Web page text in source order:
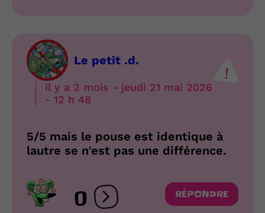
Le petit .d.
il y a 2 mois - jeudi 21 mai 2026
- 12 h 48
5/5 mais le pouse est identique à
lautre se n'est pas une différence.
0 Ouvrir les réactions
RÉPONDRE